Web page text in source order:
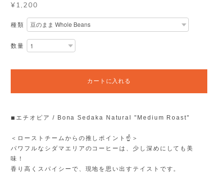
¥1,200
種類
数量
カートに入れる
◾︎エチオピア / Bona Sedaka Natural "Medium Roast"
＜ローストチームからの推しポイント☝️＞
パワフルなシダマエリアのコーヒーは、少し深めにしても美
味！
香り高くスパイシーで、現地を思い出すテイストです。